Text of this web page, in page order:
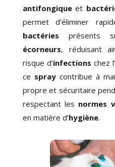
antifongiqueet
permet d’éliminer
bactéries présents
écorneurs, réduisant
risque d’infections chez
ce spraycontribue à
propre et sécuritaire
respectant les normes
en matière d’hygiène.